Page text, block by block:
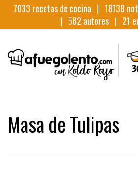
7033 recetas de cocina | 18138
| 582 autores | 21
Masa de Tulipas